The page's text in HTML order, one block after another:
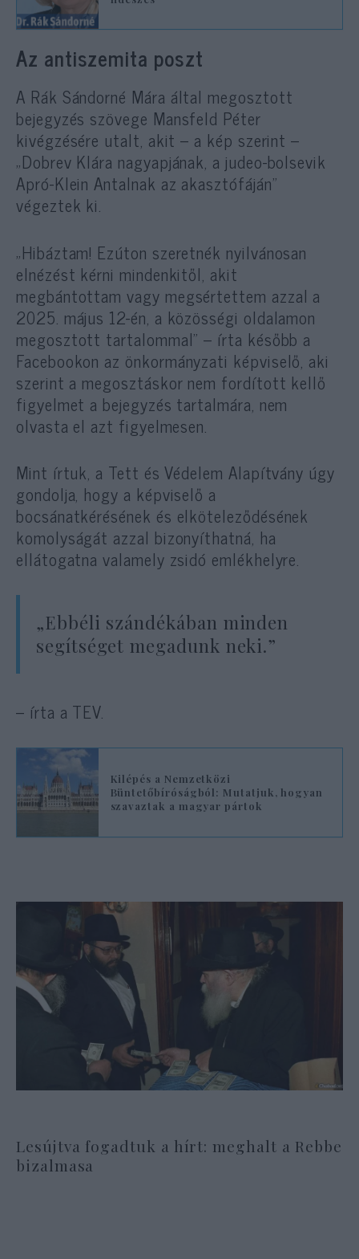
Az antiszemita poszt
A Rák Sándorné Mára által megosztott
bejegyzés szövege Mansfeld Péter
kivégzésére utalt, akit – a kép szerint –
„Dobrev Klára nagyapjának, a judeo-bolsevik
Apró-Klein Antalnak az akasztófáján”
végeztek ki.
„Hibáztam! Ezúton szeretnék nyilvánosan
elnézést kérni mindenkitől, akit
megbántottam vagy megsértettem azzal a
2025. május 12-én, a közösségi oldalamon
megosztott tartalommal” – írta később a
Facebookon az önkormányzati képviselő, aki
szerint a megosztáskor nem fordított kellő
figyelmet a bejegyzés tartalmára, nem
olvasta el azt figyelmesen.
Mint írtuk, a Tett és Védelem Alapítvány úgy
gondolja, hogy a képviselő a
bocsánatkérésének és elköteleződésének
komolyságát azzal bizonyíthatná, ha
ellátogatna valamely zsidó emlékhelyre.
„Ebbéli szándékában minden
segítséget megadunk neki.”
– írta a TEV.
Kilépés a Nemzetközi
Büntetőbíróságból: Mutatjuk, hogyan
szavaztak a magyar pártok
Lesújtva fogadtuk a hírt: meghalt a Rebbe
bizalmasa